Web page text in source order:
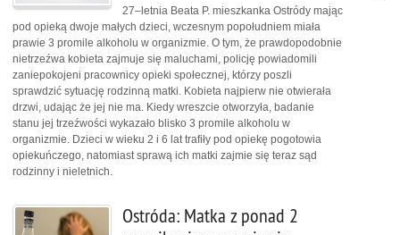
27–letnia Beata P. mieszkanka Ostródy mając
pod opieką dwoje małych dzieci, wczesnym popołudniem miała
prawie 3 promile alkoholu w organizmie. O tym, że prawdopodobnie
nietrzeźwa kobieta zajmuje się maluchami, policję powiadomili
zaniepokojeni pracownicy opieki społecznej, którzy poszli
sprawdzić sytuację rodzinną matki. Kobieta najpierw nie otwierała
drzwi, udając że jej nie ma. Kiedy wreszcie otworzyła, badanie
stanu jej trzeźwości wykazało blisko 3 promile alkoholu w
organizmie. Dzieci w wieku 2 i 6 lat trafiły pod opiekę pogotowia
opiekuńczego, natomiast sprawą ich matki zajmie się teraz sąd
rodzinny i nieletnich.
Ostróda: Matka z ponad 2